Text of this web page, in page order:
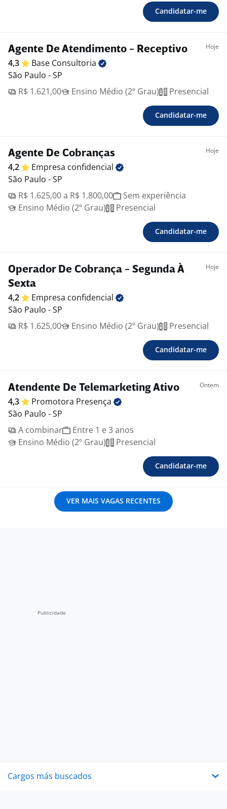
Candidatar-me
Agente De Atendimento - Receptivo Hoje
4,3 Base Consultoria
São Paulo - SP
R$ 1.621,00
Ensino Médio (2º Grau) Presencial
Candidatar-me
Agente De Cobranças Hoje
4,2 Empresa confidencial
São Paulo - SP
R$ 1.625,00 a R$ 1.800,00
Sem experiência
Ensino Médio (2º Grau)
Presencial
Candidatar-me
Operador De Cobrança - Segunda À
Sexta
Hoje
4,2 Empresa confidencial
São Paulo - SP
R$ 1.625,00
Ensino Médio (2º Grau) Presencial
Candidatar-me
Atendente De Telemarketing Ativo Ontem
4,3 Promotora Presença
São Paulo - SP
A combinar
Entre 1 e 3 anos
Ensino Médio (2º Grau)
Presencial
Candidatar-me
VER MAIS VAGAS RECENTES
Cargos más buscados